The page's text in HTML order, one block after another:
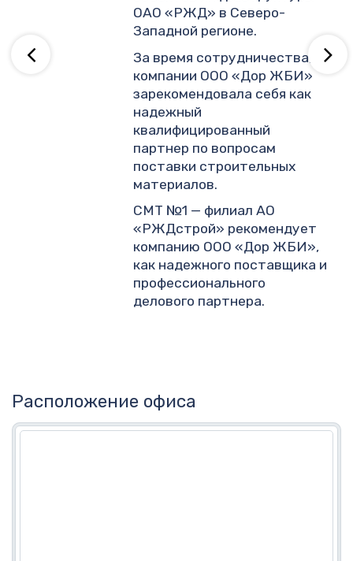
ОАО «РЖД» в Северо-
Западной регионе.
За время сотрудничества,
компании ООО «Дор ЖБИ»
зарекомендовала себя как
надежный
квалифицированный
партнер по вопросам
поставки строительных
материалов.
СМТ №1 — филиал АО
«РЖДстрой» рекомендует
компанию ООО «Дор ЖБИ»,
как надежного поставщика и
профессионального
делового партнера.
Расположение офиса